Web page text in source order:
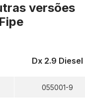
versões
Dx 2.9 Diesel
055001-9